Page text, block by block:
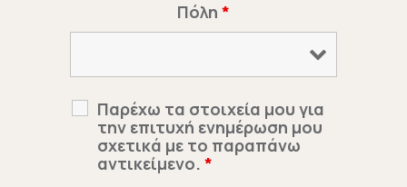
Πόλη *
Παρέχω τα στοιχεία μου για
την επιτυχή ενημέρωση μου
σχετικά με το παραπάνω
αντικείμενο. *